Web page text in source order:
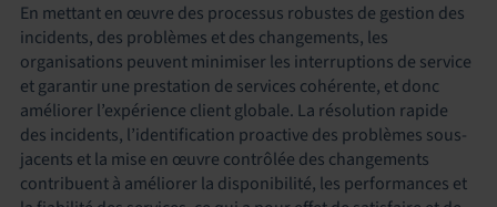
En mettant en œuvre des processus robustes de gestion des
incidents, des problèmes et des changements, les
organisations peuvent minimiser les interruptions de service
et garantir une prestation de services cohérente, et donc
améliorer l’expérience client globale. La résolution rapide
des incidents, l’identification proactive des problèmes sous-
jacents et la mise en œuvre contrôlée des changements
contribuent à améliorer la disponibilité, les performances et